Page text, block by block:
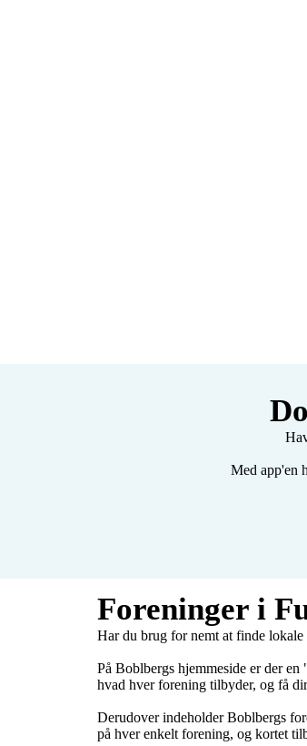
Med app'en
Foreninger i
Har du brug for nemt at finde
På Boblbergs hjemmeside er der
hvad hver forening tilbyder, og få
Derudover indeholder Boblbergs
på hver enkelt forening, og kortet